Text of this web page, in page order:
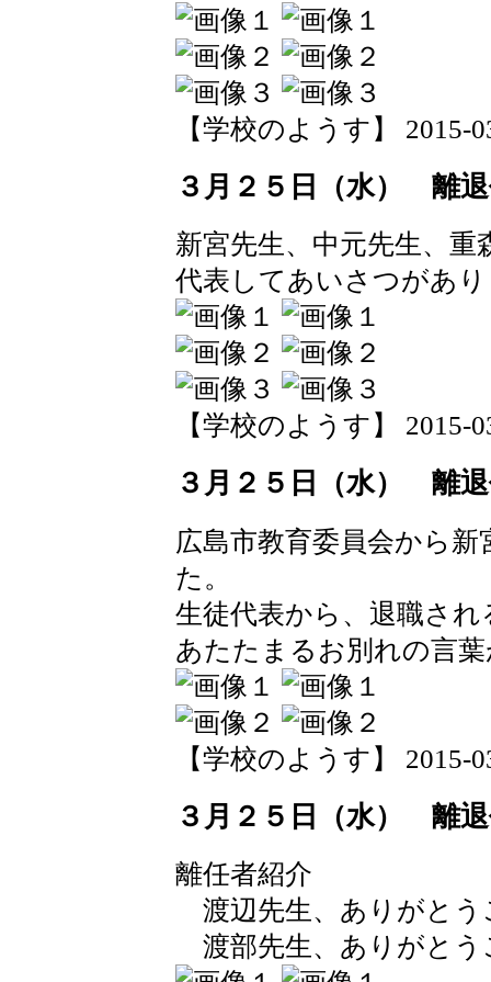
【学校のようす】 2015-
３月２５日（水） 離
新宮先生、中元先生、
代表してあいさつがあ
【学校のようす】 2015-
３月２５日（水） 離
広島市教育委員会から
た。
生徒代表から、退職さ
あたたまるお別れの言
【学校のようす】 2015-
３月２５日（水） 離
離任者紹介
渡辺先生、ありがとう
渡部先生、ありがとう